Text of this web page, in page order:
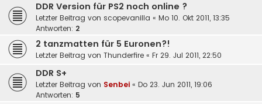
DDR Version für PS2 noch online ?
Letzter Beitrag von scopevanilla « Mo 10. Okt 2011, 13:35
Antworten: 2
2 tanzmatten für 5 Euronen?!
Letzter Beitrag von Thunderfire « Fr 29. Jul 2011, 22:50
DDR S+
Letzter Beitrag von Senbei « Do 23. Jun 2011, 19:06
Antworten: 5